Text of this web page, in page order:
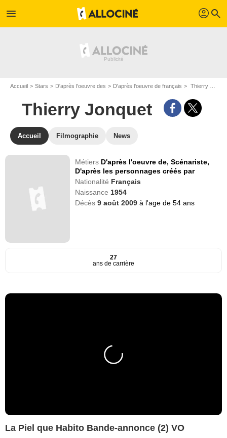
menu profil search
Accueil Stars D'après l'oeuvre des D'après l'oeuvre de français Thierry Jonquet
Thierry Jonquet
Accueil Filmographie News
Métiers D'après l'oeuvre de,Scénariste,
D'après les personnages créés par
Nationalité Français
Naissance 1954
Décès9 août 2009à l'age de 54 ans
27
ans de carrière
La Piel que Habito Bande-annonce (2) VO